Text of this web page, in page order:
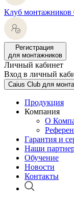
Клуб монтажников
Регистрация
для монтажников
Личный кабинет
Вход в личный
Caius Club для
Продукция
Компания
О
Гарантия и
Наши
Обучение
Новости
Контакты